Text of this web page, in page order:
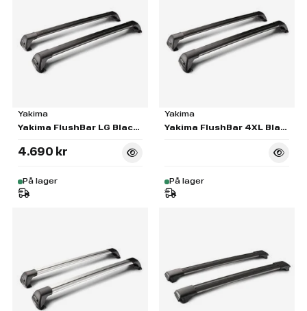
Yakima
Yakima FlushBar LG Black Pair - S7B
4.690 kr
På lager
Yakima
Yakima FlushBar 4XL Black Pair - S11B
På lager